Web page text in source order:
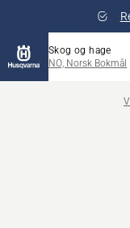
Skog og hage
NO, Norsk Bokmål